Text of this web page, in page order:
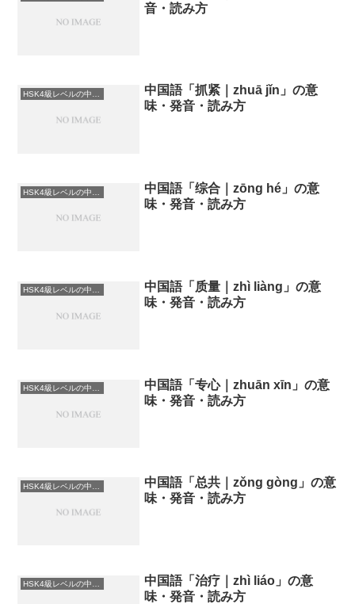
音・読み方
中国語「抓紧｜zhuā jǐn」の意
味・発音・読み方
中国語「综合｜zōng hé」の意
味・発音・読み方
HSK4級レベルの中国語
中国語「质量｜zhì liàng」の意
味・発音・読み方
中国語「专心｜zhuān xīn」の意
味・発音・読み方
中国語「总共｜zǒng gòng」の意
味・発音・読み方
HSK4級レベルの中国語
中国語「治疗｜zhì liáo」の意
味・発音・読み方